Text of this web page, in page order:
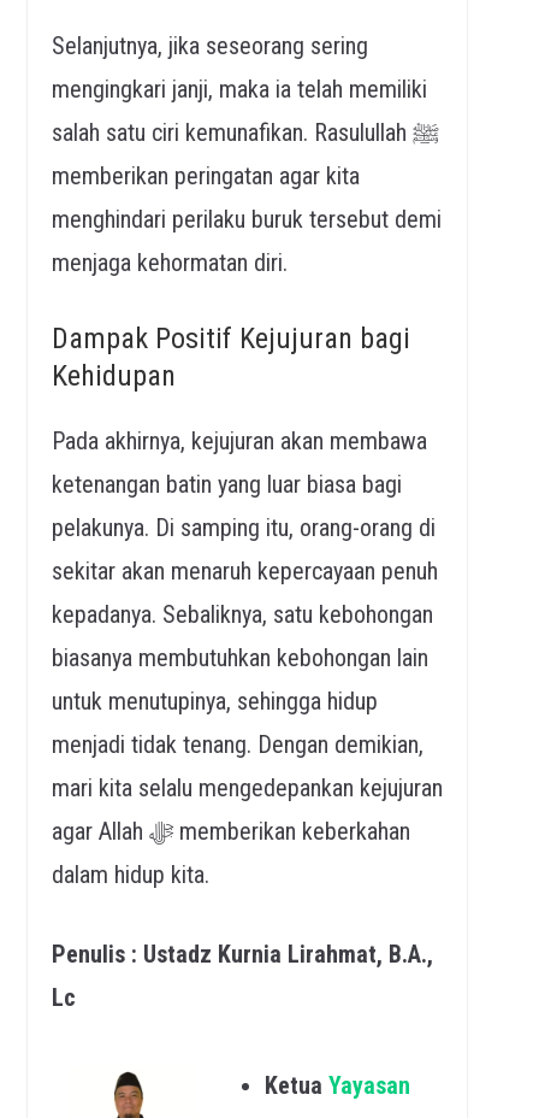
Selanjutnya, jika seseorang sering
mengingkari janji, maka ia telah memiliki
salah satu ciri kemunafikan. Rasulullah ﷺ
memberikan peringatan agar kita
menghindari perilaku buruk tersebut demi
menjaga kehormatan diri.
Dampak Positif Kejujuran bagi
Kehidupan
Pada akhirnya, kejujuran akan membawa
ketenangan batin yang luar biasa bagi
pelakunya. Di samping itu, orang-orang di
sekitar akan menaruh kepercayaan penuh
kepadanya. Sebaliknya, satu kebohongan
biasanya membutuhkan kebohongan lain
untuk menutupinya, sehingga hidup
menjadi tidak tenang. Dengan demikian,
mari kita selalu mengedepankan kejujuran
agar Allah ﷻ memberikan keberkahan
dalam hidup kita.
Penulis : Ustadz Kurnia Lirahmat, B.A.,
Lc
Ketua Yayasan